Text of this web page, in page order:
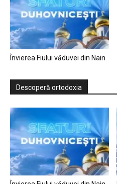
Învierea Fiului văduvei din Nain
Descoperă ortodoxia